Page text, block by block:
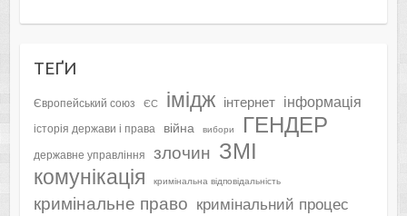
ТЕҐИ
Європейський союз ЄС імідж інтернет інформація
історія держави і права війна вибори ГЕНДЕР
державне управління злочин ЗМІ
комунікація кримінальна відповідальність
кримінальне право кримінальний процес